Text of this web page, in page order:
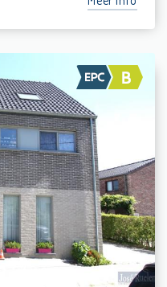
-
160 m²